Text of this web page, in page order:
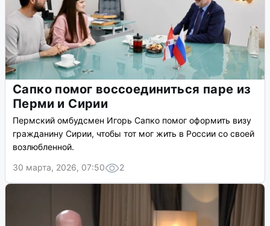
Сапко помог воссоединиться паре из
Перми и Сирии
Пермский омбудсмен Игорь Сапко помог оформить визу
гражданину Сирии, чтобы тот мог жить в России со своей
возлюбленной.
30 марта, 2026, 07:50
2